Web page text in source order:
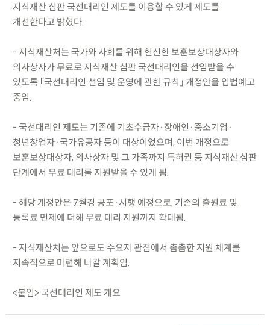
지식재산 심판 국선대리인 제도를 이용할 수 있게 제도를
개선한다고 밝혔다.
- 지식재산처는 국가와 사회를 위해 헌신한 보훈보상대상자와
의사상자가 무료로 지식재산 심판 국선대리인을 선임받을 수
있도록 「국선대리인 선임 및 운영에 관한 규칙」 개정안을 입법예고
중임.
- 국선대리인 제도는 기존에 기초수급자·장애인·중소기업·
청년창업자·국가유공자 등이 대상이었으며, 이번 개정으로
보훈보상대상자, 의사상자 및 그 가족까지 특허권 등 지식재산 심판
단계에서 무료 대리를 지원받을 수 있게 됨.
- 해당 개정안은 7월경 공포·시행 예정으로, 기존의 출원료 및
등록료 면제에 더해 무료 대리 지원까지 확대됨.
- 지식재산처는 앞으로도 수요자 관점에서 촘촘한 지원 체계를
지속적으로 마련해 나갈 계획임.
<붙임> 국선대리인 제도 개요